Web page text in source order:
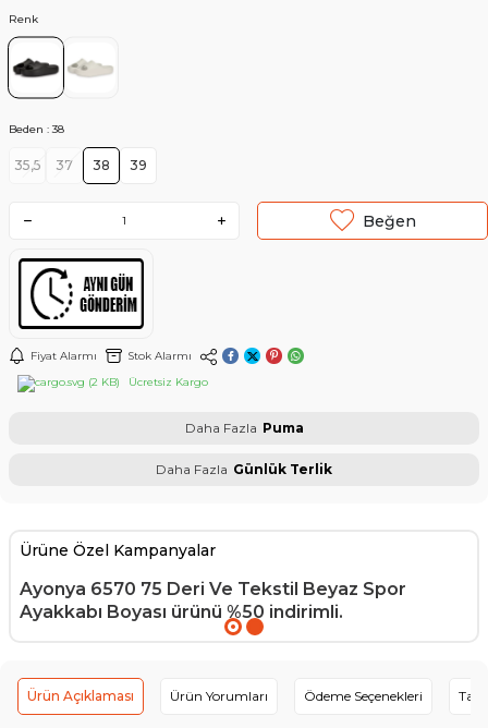
Renk
Beden :38
35,5 37 38 39
Beğen
Fiyat Alarmı
Stok Alarmı
Ücretsiz Kargo
Daha Fazla Puma
Daha Fazla Günlük Terlik
Ürüne Özel Kampanyalar
Ayonya 6570 75 Deri Ve Tekstil Beyaz Spor
Ayakkabı Boyası ürünü %50 indirimli.
Ürün Açıklaması Ürün Yorumları Ödeme Seçenekleri